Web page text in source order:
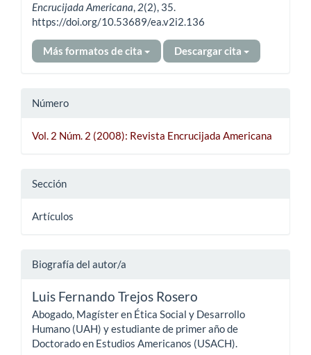
Encrucijada Americana, 2(2), 35.
https://doi.org/10.53689/ea.v2i2.136
Más formatos de cita Descargar cita
Número
Vol. 2 Núm. 2 (2008): Revista Encrucijada Americana
Sección
Artículos
Biografía del autor/a
Luis Fernando Trejos Rosero
Abogado, Magíster en Ética Social y Desarrollo
Humano (UAH) y estudiante de primer año de
Doctorado en Estudios Americanos (USACH).